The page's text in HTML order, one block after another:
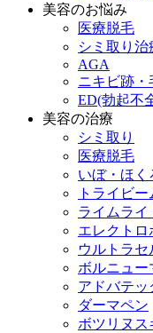
美容のお悩み
医療脱毛
シミ取り治
AGA
ニキビ跡・
ED(勃起不
美容の治療
シミ取り
医療脱毛
いぼ・ほく
トライビ
ライムライ
エレクトロ
ウルトラセ
ボルニュー
アドバテッ
ダーマペン
ボツリヌス